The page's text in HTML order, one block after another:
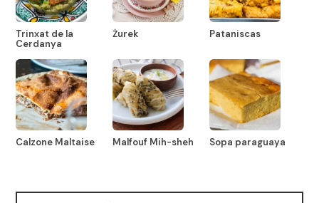
Trinxat de la
Cerdanya
Żurek Pataniscas
Calzone Maltaise Malfouf Mih-sheh Sopa paraguaya